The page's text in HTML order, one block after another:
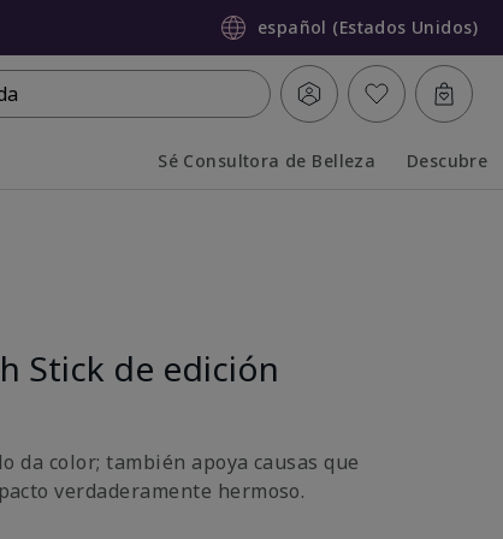
español (Estados Unidos)
Sé Consultora de Belleza Descubre
Stick de edición
da color; también apoya causas que
verdaderamente hermoso.